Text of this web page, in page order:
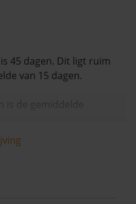
45 dagen. Dit ligt ruim
van 15 dagen.
de gemiddelde